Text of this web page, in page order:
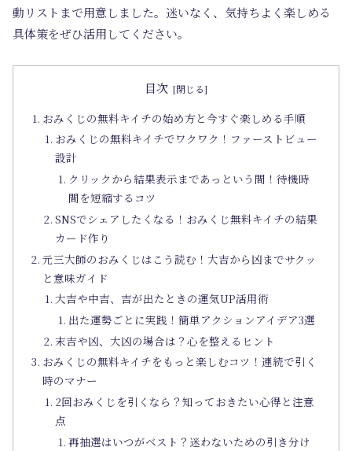
動リストまで用意しました。迷いなく、気持ちよく楽しめる
具体策をぜひ活用してください。
目次
おみくじの無料キイチの始め方と今すぐ楽しめる手順
おみくじの無料キイチでワクワク！ファーストビュー
設計
クリックから結果表示まであっという間！待機時
間を短縮するコツ
SNSでシェアしたくなる！おみくじ無料キイチの結果
カード作り
元三大師のおみくじはこう読む！大吉から凶までサクッ
と意味ガイド
大吉や中吉、吉が出たときの運気UP活用術
出た運勢ごとに実践！簡単アクションアイデア3選
末吉や凶、大凶の場合は？心を整えるヒント
おみくじの無料キイチをもっと楽しむコツ！連続で引く
時のマナー
2回おみくじを引くなら？知っておきたい心得と注意
点
再抽選はいつがベスト？迷わないための引き分け